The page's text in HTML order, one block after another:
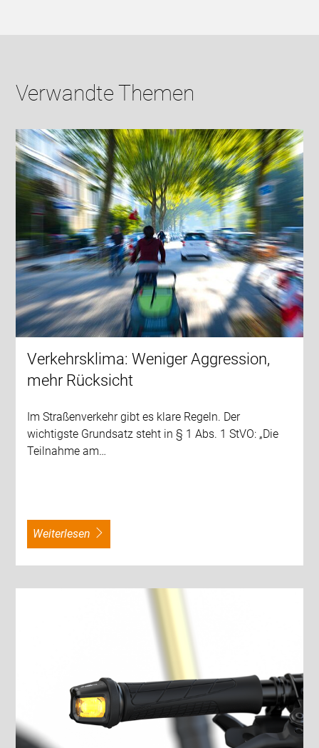
Verwandte Themen
Verkehrsklima: Weniger Aggression,
mehr Rücksicht
Im Straßenverkehr gibt es klare Regeln. Der
wichtigste Grundsatz steht in § 1 Abs. 1 StVO: „Die
Teilnahme am…
weiterlesen